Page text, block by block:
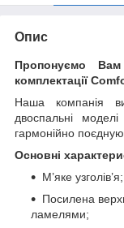
Опис
Пропонуємо
комплектації
Наша компанія
двоспальні
гармонійно
Основні
М’яке узголів’я;
Посилена
ламелями;